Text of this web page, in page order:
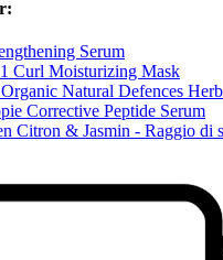
Serum
Curl Moisturizing Mask
Natural Defences
Corrective Peptide Serum
Citron & Jasmin - Raggio di